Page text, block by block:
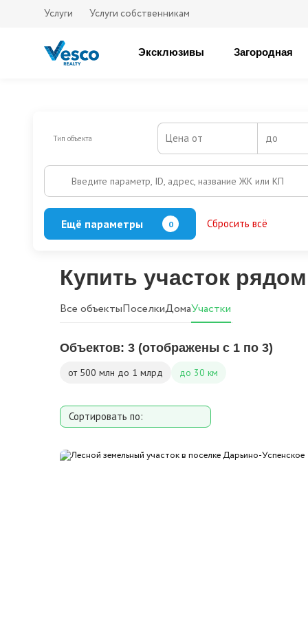
Услуги Услуги собственникам
Эксклюзивы Загородная
Тип объекта Цена от до
Введите параметр, ID, адрес, название ЖК или КП
Ещё параметры 0 Сбросить всё
Охрана
Купить участок
Объектов: 3 (отображены с 1 по 3)
Все объектыПоселкиДомаУчастки
от 500 млн до 1 млрд до 30 км
Сортировать по:
Расстоянию от МКАД